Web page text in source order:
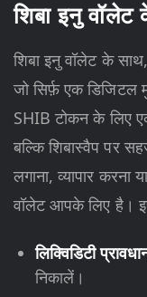
शिबा इनु वॉलेट
शिबा इनु वॉलेट के
जो सिर्फ़ एक
SHIB टोकन के लिए
बल्कि शिबास्वैप पर
लगाना, व्यापार करना
वॉलेट आपके लिए है।
लिक्विडिटी
निकालें।